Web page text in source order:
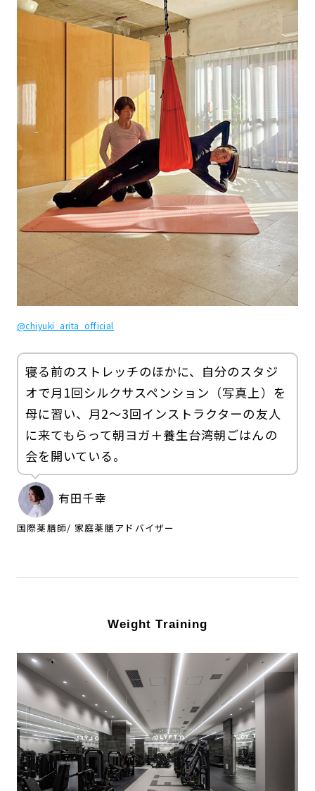
@chiyuki_arita_official
寝る前のストレッチのほかに、自分のスタジ
オで月1回シルクサスペンション（写真上）を
母に習い、月2～3回インストラクターの友人
に来てもらって朝ヨガ＋養生台湾朝ごはんの
会を開いている。
有田千幸
国際薬膳師/ 家庭薬膳アドバイザー
Weight Training